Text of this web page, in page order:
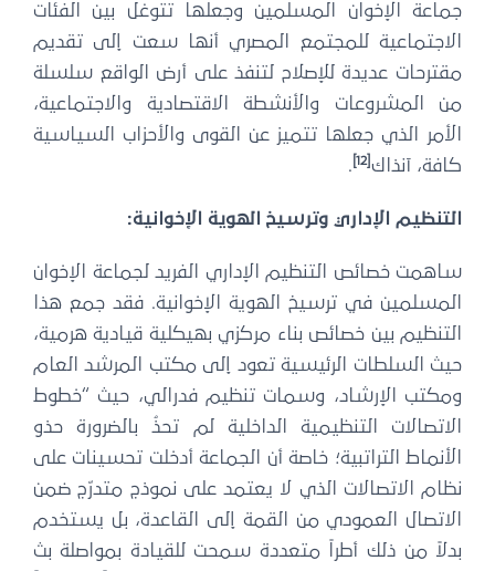
جماعة الإخوان المسلمين وجعلها تتوغل بين الفئات
الاجتماعية للمجتمع المصري أنها سعت إلى تقديم
مقترحات عديدة للإصلاح لتنفذ على أرض الواقع سلسلة
من المشروعات والأنشطة الاقتصادية والاجتماعية،
الأمر الذي جعلها تتميز عن القوى والأحزاب السياسية
كافة، آنذاك
.
التنظيم الإداري وترسيخ الهوية الإخوانية:
ساهمت خصائص التنظيم الإداري الفريد لجماعة الإخوان
المسلمين في ترسيخ الهوية الإخوانية. فقد جمع هذا
التنظيم بين خصائص بناء مركزي بهيكلية قيادية هرمية،
حيث السلطات الرئيسية تعود إلى مكتب المرشد العام
ومكتب الإرشاد، وسمات تنظيم فدرالي، حيث “خطوط
الاتصالات التنظيمية الداخلية لم تحذُ بالضرورة حذو
الأنماط التراتبية؛ خاصة أن الجماعة أدخلت تحسينات على
نظام الاتصالات الذي لا يعتمد على نموذج متدرّج ضمن
الاتصال العمودي من القمة إلى القاعدة، بل يستخدم
بدلاً من ذلك أطراً متعددة سمحت للقيادة بمواصلة بث